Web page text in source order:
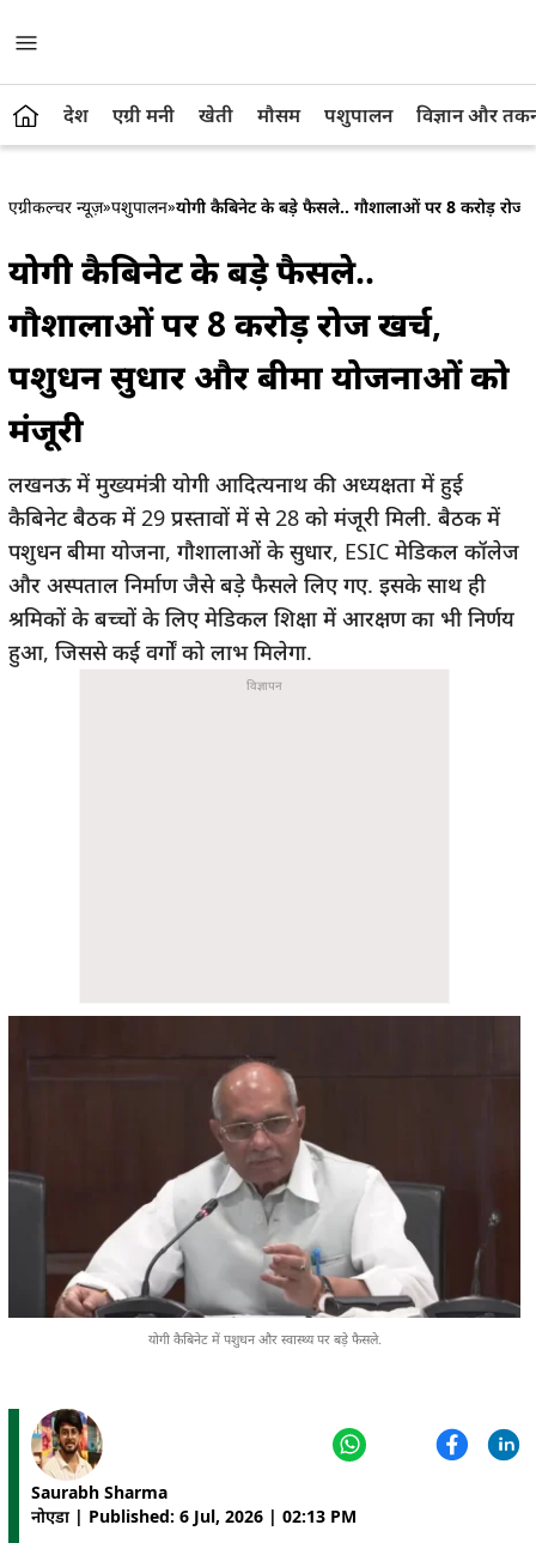
देश एग्री मनी खेती मौसम पशुपालन विज्ञान और
एग्रीकल्चर न्यूज़»पशुपालन»योगी कैबिनेट के बड़े फैसले.. गौशालाओं पर 8 करोड़
योगी कैबिनेट के बड़े फैसले..
गौशालाओं पर 8 करोड़ रोज खर्च,
पशुधन सुधार और बीमा योजनाओं को
मंजूरी
लखनऊ में मुख्यमंत्री योगी आदित्यनाथ की अध्यक्षता में हुई
कैबिनेट बैठक में 29 प्रस्तावों में से 28 को मंजूरी मिली. बैठक में
पशुधन बीमा योजना, गौशालाओं के सुधार, ESIC मेडिकल कॉलेज
और अस्पताल निर्माण जैसे बड़े फैसले लिए गए. इसके साथ ही
श्रमिकों के बच्चों के लिए मेडिकल शिक्षा में आरक्षण का भी निर्णय
हुआ, जिससे कई वर्गों को लाभ मिलेगा.
योगी कैबिनेट में पशुधन और स्वास्थ्य पर बड़े फैसले.
Saurabh Sharma
नोएडा | Published: 6 Jul, 2026 | 02:13 PM